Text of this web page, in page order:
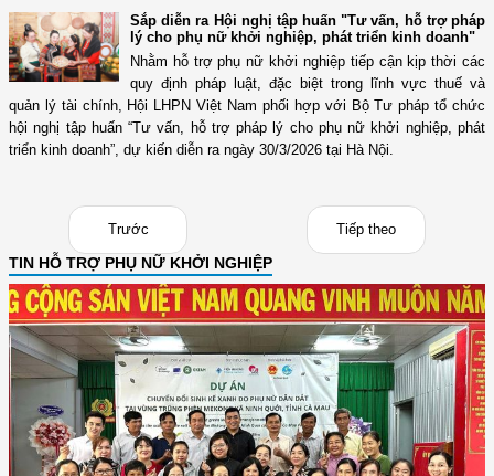
Sắp diễn ra Hội nghị tập huấn "Tư vấn, hỗ trợ pháp
lý cho phụ nữ khởi nghiệp, phát triển kinh doanh"
Nhằm hỗ trợ phụ nữ khởi nghiệp tiếp cận kịp thời các
quy định pháp luật, đặc biệt trong lĩnh vực thuế và
quản lý tài chính, Hội LHPN Việt Nam phối hợp với Bộ Tư pháp tổ chức
hội nghị tập huấn “Tư vấn, hỗ trợ pháp lý cho phụ nữ khởi nghiệp, phát
triển kinh doanh”, dự kiến diễn ra ngày 30/3/2026 tại Hà Nội.
Trước Tiếp theo
TIN HỖ TRỢ PHỤ NỮ KHỞI NGHIỆP